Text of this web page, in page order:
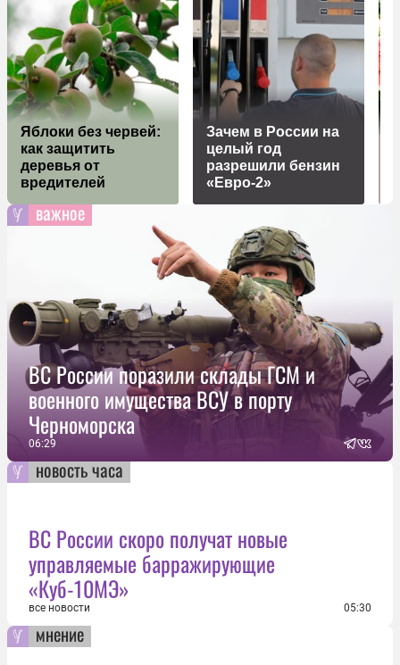
Яблоки без червей:
как защитить
деревья от
вредителей
Зачем в России на
целый год
разрешили бензин
«Евро-2»
важное
ВС России поразили склады ГСМ и
военного имущества ВСУ в порту
Черноморска
06:29
новость часа
ВС России скоро получат новые
управляемые барражирующие
«Куб-10МЭ»
все новости 05:30
мнение